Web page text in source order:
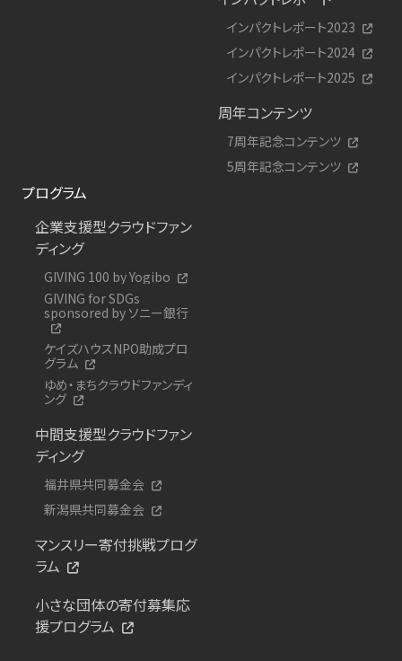
インパクトレポート2023
インパクトレポート2024
インパクトレポート2025
周年コンテンツ
7周年記念コンテンツ
5周年記念コンテンツ
プログラム
企業支援型クラウドファン
ディング
GIVING 100 by Yogibo
GIVING for SDGs
sponsored by ソニー銀行
ケイズハウスNPO助成プロ
グラム
ゆめ・まちクラウドファンディ
ング
中間支援型クラウドファン
ディング
福井県共同募金会
新潟県共同募金会
マンスリー寄付挑戦プログ
ラム
小さな団体の寄付募集応
援プログラム